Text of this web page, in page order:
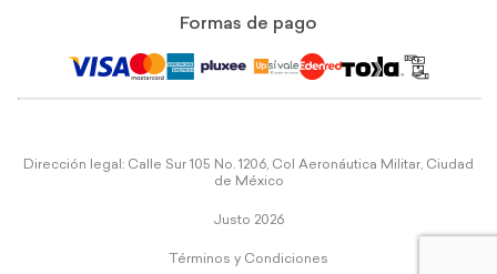
Formas de pago
Dirección legal: Calle Sur 105 No. 1206, Col Aeronáutica Militar, Ciudad
de México
Justo 2026
Términos y Condiciones